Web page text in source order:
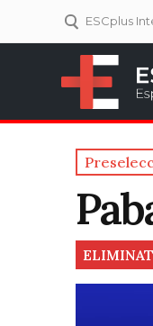
ESCplus